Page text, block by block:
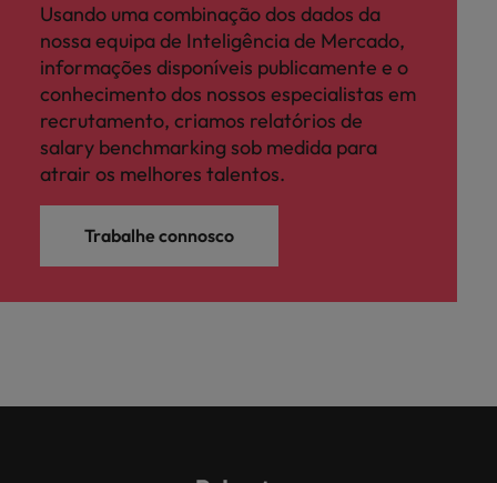
Usando uma combinação dos dados da
nossa equipa de Inteligência de Mercado,
informações disponíveis publicamente e o
conhecimento dos nossos especialistas em
recrutamento, criamos relatórios de
salary benchmarking sob medida para
atrair os melhores talentos.
Trabalhe connosco